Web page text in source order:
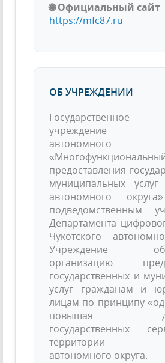
🌐 Официальный сайт
https://mfc87.ru
ОБ УЧРЕЖДЕНИИ
Государственное
учреждение
автономного
предоставления
муниципальных услуг
автономного
подведомственным
Департамента
Чукотского
Учреждение
организацию
государственных и
услуг гражданам и
лицам по принципу
повышая
государственных
территории
автономного округа.